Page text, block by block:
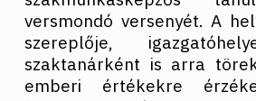
versmondó versenyét. A
szereplője,
szaktanárként is arra
emberi értékekre